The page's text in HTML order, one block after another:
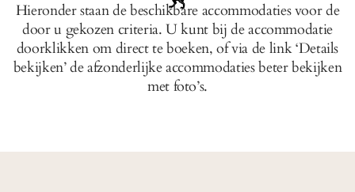
Hieronder staan de beschikbare accommodaties voor de
door u gekozen criteria. U kunt bij de accommodatie
doorklikken om direct te boeken, of via de link ‘Details
bekijken’ de afzonderlijke accommodaties beter bekijken
met foto’s.